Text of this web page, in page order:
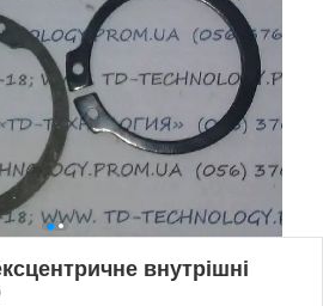
внутрішні